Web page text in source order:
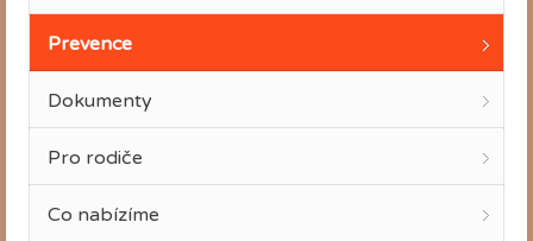
Prevence
Dokumenty
Pro rodiče
Co nabízíme